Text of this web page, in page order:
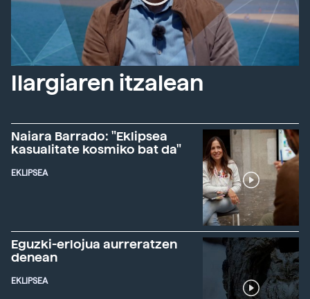
Ilargiaren itzalean
Naiara Barrado: "Eklipsea
kasualitate kosmiko bat da"
EKLIPSEA
Eguzki-erlojua aurreratzen
denean
EKLIPSEA